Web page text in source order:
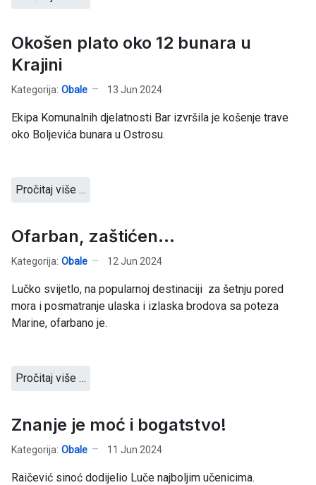
Okošen plato oko 12 bunara u
Krajini
Kategorija: Obale 13 Jun 2024
Ekipa Komunalnih djelatnosti Bar izvršila je košenje trave
oko Boljevića bunara u Ostrosu.
Pročitaj više …
Ofarban, zaštićen...
Kategorija: Obale 12 Jun 2024
Lučko svijetlo, na popularnoj destinaciji za šetnju pored
mora i posmatranje ulaska i izlaska brodova sa poteza
Marine, ofarbano je.
Pročitaj više …
Znanje je moć i bogatstvo!
Kategorija: Obale 11 Jun 2024
Raičević sinoć dodijelio Luče najboljim učenicima.